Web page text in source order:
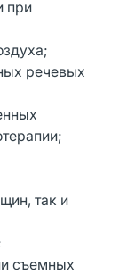
при
речевых
так и
съемных